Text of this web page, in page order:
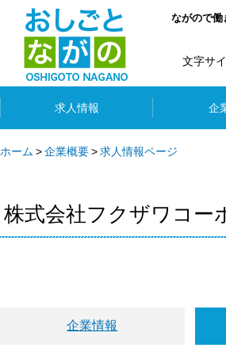
ながので
文字サ
求人情報 企
ホーム 企業概要 求人情報ページ
株式会社フクザワコー
企業情報